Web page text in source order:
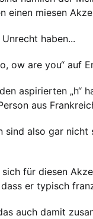
einen miesen
haben...
ow are you“ auf
aspirierten „h“
aus
sind also gar nicht
für diesen
er typisch
auch damit